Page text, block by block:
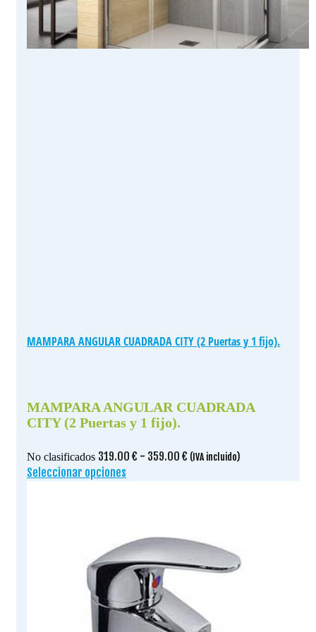
MAMPARA ANGULAR CUADRADA CITY (2 Puertas y 1 fijo).
MAMPARA ANGULAR CUADRADA
CITY (2 Puertas y 1 fijo).
No clasificados 319.00 € - 359.00 € Rango
359.00 €
(IVA incluido)
Seleccionar opciones
variantes.
Las
opciones
pueden
elegir